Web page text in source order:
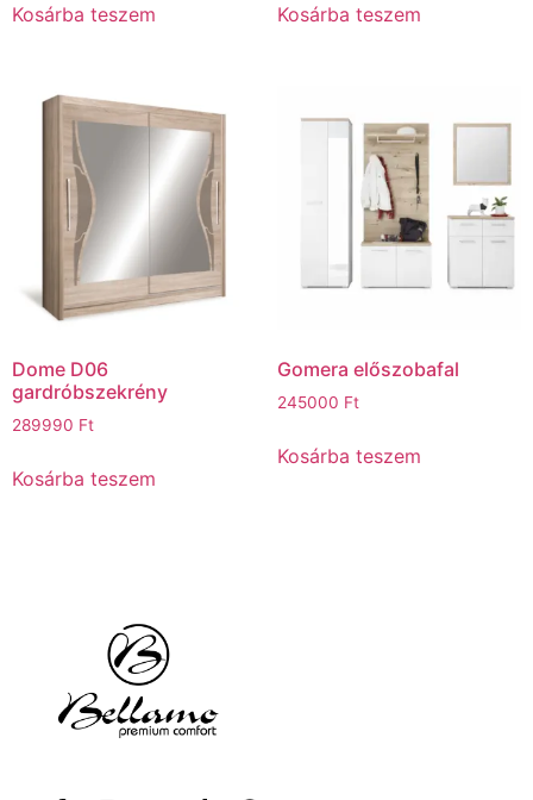
Kosárba teszem Kosárba teszem
Dome D06
gardróbszekrény
289990 Ft
Kosárba teszem
Gomera előszobafal
245000 Ft
Kosárba teszem